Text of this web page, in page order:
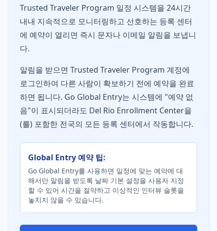
Trusted Traveler Program 일정 시스템을 24시간
내내 지속적으로 모니터링하고 선호하는 등록 센터
에 예약이 열리면 즉시 문자나 이메일 알림을 보냅니
다.
알림을 받으면 Trusted Traveler Program 계정에
로그인하여 다른 사람이 확보하기 전에 예약을 완료
하면 됩니다. Go Global Entry는 시스템에 "예약 없
음"이 표시되더라도 Del Rio Enrollment Center을
(를) 포함한 전국의 모든 등록 센터에서 작동합니다.
Global Entry 예약 팁:
Go Global Entry를 사용하면 일정에 맞는 예약에 대
해서만 알림을 받도록 날짜 기본 설정을 사용자 지정
할 수 있어 시간을 절약하고 이상적인 인터뷰 슬롯을
놓치지 않을 수 있습니다.